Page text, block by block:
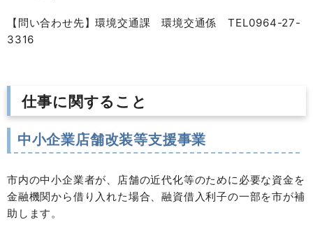
【問い合わせ先】環境交通課 環境交通係 TEL0964-27-
3316
仕事に関すること
中小企業店舗改装等支援事業
市内の中小企業者が、店舗の近代化等のために必要な資金を
金融機関から借り入れた場合、融資借入利子の一部を市が補
助します。